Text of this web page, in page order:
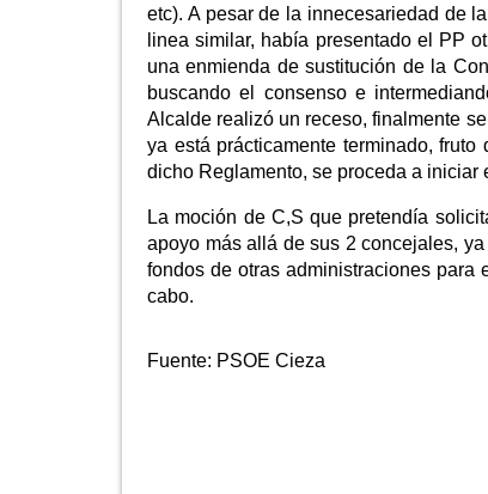
etc). A pesar de la innecesariedad de
linea similar, había presentado el PP
una enmienda de sustitución de la
buscando el consenso e
Alcalde realizó un receso, finalmente
ya está prácticamente terminado,
dicho Reglamento, se proceda a
La moción de C,S que pretendía
apoyo más allá de sus 2 concejales,
fondos de otras administraciones
cabo.
Fuente: PSOE Cieza